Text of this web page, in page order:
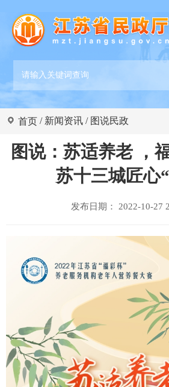
首页 / 新闻资讯 / 图说民政
图说：苏适养老 ，
苏十三城匠心
发布日期： 2022-10-